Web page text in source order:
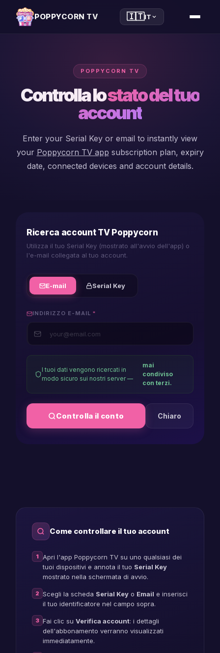
POPPYCORN TV 🇮🇹IT
POPPYCORN TV
iptv
xtream
player
m3u
android
player
firestick
player
macos
player
ios
player
iphone
player
lg
player
checker
Controlla lostato del tuo
account
Enter your Serial Key or email to instantly view
your Poppycorn TV app subscription plan, expiry
date, connected devices and account details.
Ricerca account TV Poppycorn
Utilizza il tuo Serial Key (mostrato all'avvio dell'app) o
l'e-mail collegata al tuo account.
E-mail Serial Key
INDIRIZZO E-MAIL *
I tuoi dati vengono ricercati in
modo sicuro sui nostri server —
mai
condiviso
con terzi.
Controlla il conto Chiaro
Come controllare il tuo account
1 Apri l'app Poppycorn TV su uno qualsiasi dei
tuoi dispositivi e annota il tuo Serial Key
mostrato nella schermata di avvio.
2 Scegli la scheda Serial Key o Email e inserisci
il tuo identificatore nel campo sopra.
3 Fai clic su Verifica account: i dettagli
dell'abbonamento verranno visualizzati
immediatamente.